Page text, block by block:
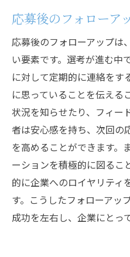
応募後のフォローア
応募後のフォローアップは
い要素です。選考が進む中
に対して定期的に連絡をす
に思っていることを伝える
状況を知らせたり、フィー
者は安心感を持ち、次回の
を高めることができます。
ーションを積極的に図るこ
的に企業へのロイヤリティ
す。こうしたフォローアッ
成功を左右し、企業にとっ